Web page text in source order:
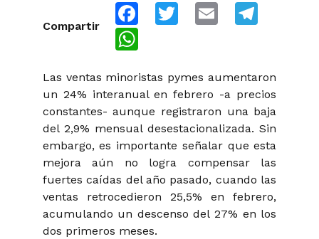
Compartir
FacebookTwitter Email
Las ventas minoristas pymes aumentaron
un 24% interanual en febrero -a precios
constantes- aunque registraron una baja
del 2,9% mensual desestacionalizada. Sin
embargo, es importante señalar que esta
mejora aún no logra compensar las
fuertes caídas del año pasado, cuando las
ventas retrocedieron 25,5% en febrero,
acumulando un descenso del 27% en los
dos primeros meses.